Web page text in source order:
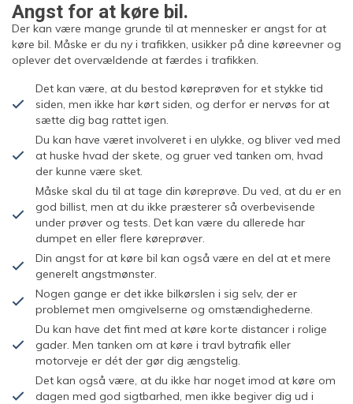
Angst for at køre bil.
Der kan være mange grunde til at mennesker er angst for at
køre bil. Måske er du ny i trafikken, usikker på dine køreevner og
oplever det overvældende at færdes i trafikken.
Det kan være, at du bestod køreprøven for et stykke tid
siden, men ikke har kørt siden, og derfor er nervøs for at
sætte dig bag rattet igen.
Du kan have været involveret i en ulykke, og bliver ved med
at huske hvad der skete, og gruer ved tanken om, hvad
der kunne være sket.
Måske skal du til at tage din køreprøve. Du ved, at du er en
god billist, men at du ikke præsterer så overbevisende
under prøver og tests. Det kan være du allerede har
dumpet en eller flere køreprøver.
Din angst for at køre bil kan også være en del at et mere
generelt angstmønster.
Nogen gange er det ikke bilkørslen i sig selv, der er
problemet men omgivelserne og omstændighederne.
Du kan have det fint med at køre korte distancer i rolige
gader. Men tanken om at køre i travl bytrafik eller
motorveje er dét der gør dig ængstelig.
Det kan også være, at du ikke har noget imod at køre om
dagen med god sigtbarhed, men ikke begiver dig ud i